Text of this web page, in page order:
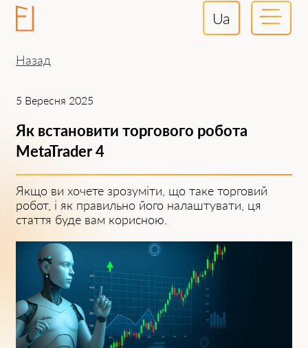
Ua
Назад
5 Вересня 2025
Як встановити торгового робота
MetaTrader 4
Якщо ви хочете зрозуміти, що таке торговий
робот, і як правильно його налаштувати, ця
стаття буде вам корисною.